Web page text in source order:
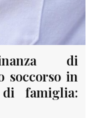
di
soccorso in
famiglia: